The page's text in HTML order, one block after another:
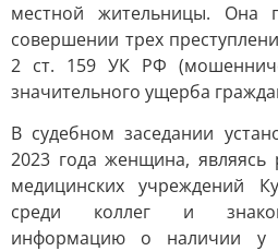
местной жительницы. Она
совершении трех
2 ст. 159 УК РФ
значительного ущерба
В судебном заседании
2023 года женщина, являясь
медицинских учреждений
среди коллег и
информацию о наличии у